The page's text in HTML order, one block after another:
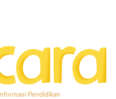
Pendidikan